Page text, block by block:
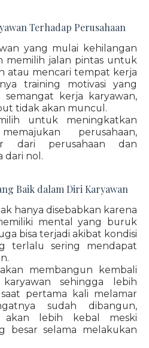
Terhadap Perusahaan
yang mulai kehilangan
memilih jalan pintas untuk
atau mencari tempat kerja
training motivasi yang
kerja karyawan,
tidak akan muncul.
untuk meningkatkan
perusahaan,
dari perusahaan dan
dari nol.
Baik dalam Diri Karyawan
hanya disebabkan karena
mental yang buruk
bisa terjadi akibat kondisi
terlalu sering mendapat
membangun kembali
sehingga lebih
pertama kali melamar
sudah dibangun,
akan lebih kebal meski
besar selama melakukan